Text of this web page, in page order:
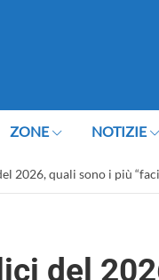
ZONE NOTIZIE
2026, quali sono i più
del